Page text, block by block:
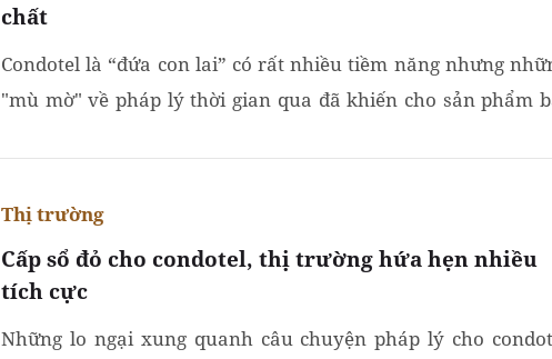
chất
Condotel là “đứa con lai” có rất nhiều tiềm năng nhưng
"mù mờ" về pháp lý thời gian qua đã khiến cho sản phẩm
Cấp sổ đỏ cho condotel, thị trường hứa hẹn nhiều
tích cực
Thị trường
Những lo ngại xung quanh câu chuyện pháp lý cho